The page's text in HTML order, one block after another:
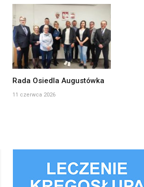
Rada Osiedla Augustówka
11 czerwca 2026